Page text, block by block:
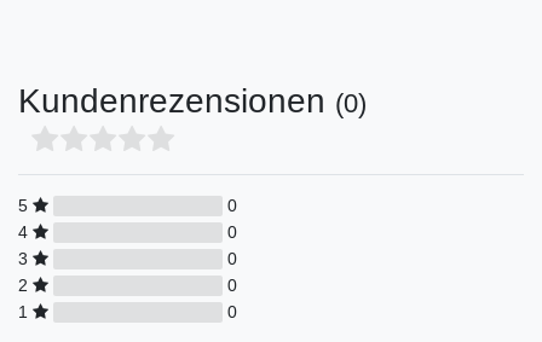
Kundenrezensionen (0)
5
0
4
0
3
0
2
0
1
0